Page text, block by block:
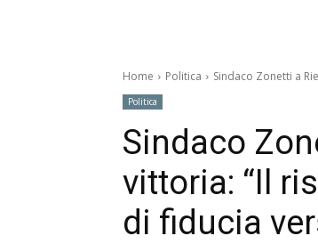
Home Politica Sindaco Zonetti a
Politica
Sindaco
vittoria: “Il
di fiducia